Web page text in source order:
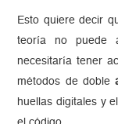
Esto quiere decir
teoría no puede
necesitaría tener
métodos de doble
huellas digitales y